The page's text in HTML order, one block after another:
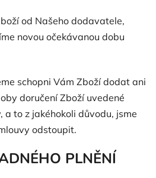
od Našeho dodavatele,
novou očekávanou dobu
schopni Vám Zboží dodat ani
doručení Zboží uvedené
to z jakéhokoli důvodu, jsme
odstoupit.
PLNĚNÍ